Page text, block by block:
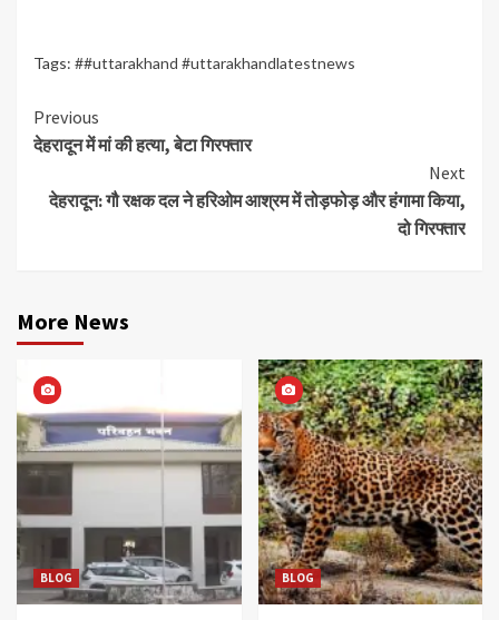
Tags: ##uttarakhand #uttarakhandlatestnews
Continue
Reading
Previous
देहरादून में मां की हत्या, बेटा गिरफ्तार
Next
देहरादून: गौ रक्षक दल ने हरिओम आश्रम में तोड़फोड़ और हंगामा किया,
दो गिरफ्तार
More News
BLOG BLOG